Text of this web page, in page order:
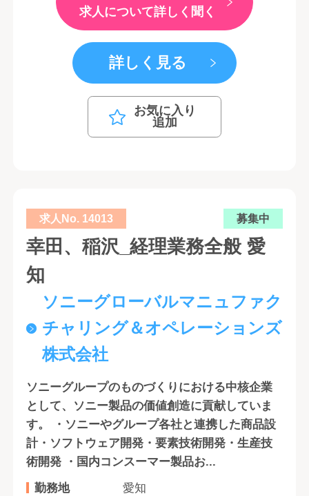
求人について詳しく聞く
詳しく見る
お気に入り
追加
求人No. 14013 募集中
幸田、稲沢_経理業務全般 愛
知
ソニーグローバルマニュファク
チャリング＆オペレーションズ
株式会社
ソニーグループのものづくりにおける中核企業
として、ソニー製品の価値創造に貢献していま
す。 ・ソニーやグループ各社と連携した商品設
計・ソフトウェア開発・要素技術開発・生産技
術開発 ・国内コンスーマー製品お...
勤務地
愛知